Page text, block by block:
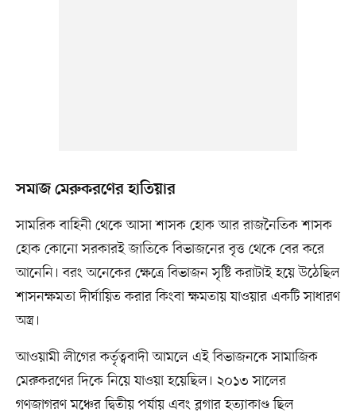
সমাজ মেরুকরণের হাতিয়ার
সামরিক বাহিনী থেকে আসা শাসক হোক আর রাজনৈতিক শাসক
হোক কোনো সরকারই জাতিকে বিভাজনের বৃত্ত থেকে বের করে
আনেনি। বরং অনেকের ক্ষেত্রে বিভাজন সৃষ্টি করাটাই হয়ে উঠেছিল
শাসনক্ষমতা দীর্ঘায়িত করার কিংবা ক্ষমতায় যাওয়ার একটি সাধারণ
অস্ত্র।
আওয়ামী লীগের কর্তৃত্ববাদী আমলে এই বিভাজনকে সামাজিক
মেরুকরণের দিকে নিয়ে যাওয়া হয়েছিল। ২০১৩ সালের
গণজাগরণ মঞ্চের দ্বিতীয় পর্যায় এবং ব্লগার হত্যাকাণ্ড ছিল